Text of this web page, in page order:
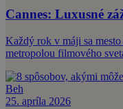
Cannes: Luxusné
Každý rok v máji sa
metropolou filmového
Beh
25. apríla 2026